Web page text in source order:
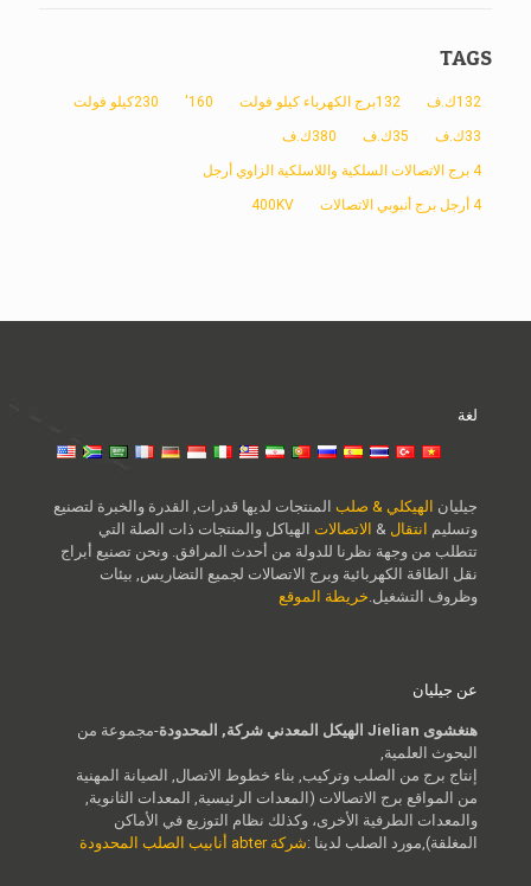
TAGS
132ك.ف 132برج الكهرباء كيلو فولت 160' 230كيلو فولت
33ك.ف 35ك.ف 380ك.ف
4 برج الاتصالات السلكية واللاسلكية الزاوي أرجل
4 أرجل برج أنبوبي الاتصالات 400KV
لغة
جيليان الهيكلي & صلب المنتجات لديها قدرات, القدرة والخبرة لتصنيع
وتسليم انتقال & الاتصالات الهياكل والمنتجات ذات الصلة التي
تتطلب من وجهة نظرنا للدولة من أحدث المرافق. ونحن تصنيع أبراج
نقل الطاقة الكهربائية وبرج الاتصالات لجميع التضاريس, بيئات
وظروف التشغيل. خريطة الموقع
عن جيليان
هنغشوى Jielian الهيكل المعدني شركة, المحدودة
-مجموعة من
البحوث العلمية,
إنتاج برج من الصلب وتركيب, بناء خطوط الاتصال, الصيانة المهنية
من المواقع برج الاتصالات (المعدات الرئيسية, المعدات الثانوية,
والمعدات الطرفية الأخرى، وكذلك نظام التوزيع في الأماكن
المغلقة),مورد الصلب لدينا :شركة abter أنابيب الصلب المحدودة